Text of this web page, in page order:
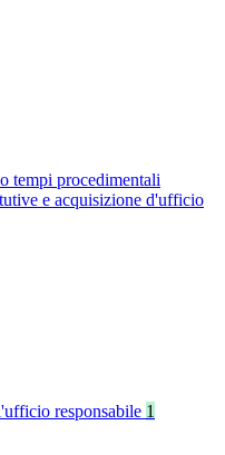
tempi procedimentali
e acquisizione d'ufficio
responsabile 1